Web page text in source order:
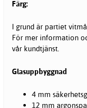
Färg:
I grund är partiet
För mer information
vår kundtjänst.
Glasuppbyggnad
4 mm
12 mm